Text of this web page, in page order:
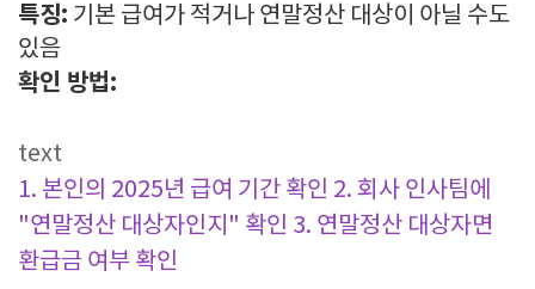
특징: 기본 급여가 적거나 연말정산 대상이 아닐 수도
있음
확인 방법:
text
1. 본인의 2025년 급여 기간 확인 2. 회사 인사팀에
"연말정산 대상자인지" 확인 3. 연말정산 대상자면
환급금 여부 확인